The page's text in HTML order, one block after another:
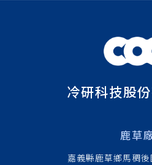
冷研科技股
鹿草
嘉義縣鹿草鄉馬稠